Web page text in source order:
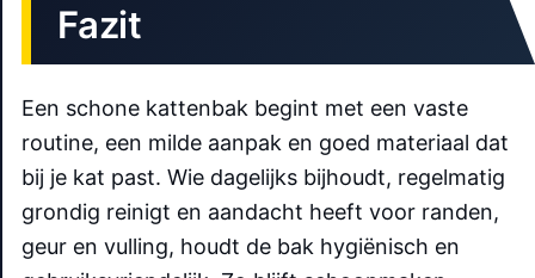
Fazit
Een schone kattenbak begint met een vaste
routine, een milde aanpak en goed materiaal dat
bij je kat past. Wie dagelijks bijhoudt, regelmatig
grondig reinigt en aandacht heeft voor randen,
geur en vulling, houdt de bak hygiënisch en